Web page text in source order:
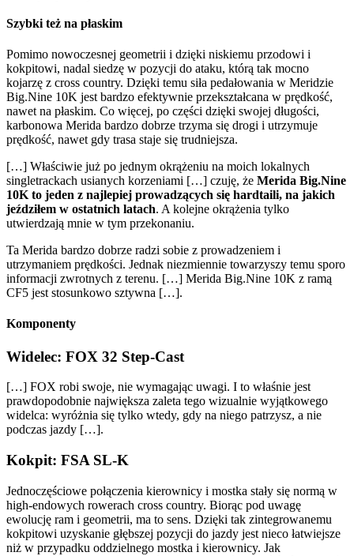
Szybki też na płaskim
Pomimo nowoczesnej geometrii i dzięki niskiemu przodowi i
kokpitowi, nadal siedzę w pozycji do ataku, którą tak mocno
kojarzę z cross country. Dzięki temu siła pedałowania w Meridzie
Big.Nine 10K jest bardzo efektywnie przekształcana w prędkość,
nawet na płaskim. Co więcej, po części dzięki swojej długości,
karbonowa Merida bardzo dobrze trzyma się drogi i utrzymuje
prędkość, nawet gdy trasa staje się trudniejsza.
[…] Właściwie już po jednym okrążeniu na moich lokalnych
singletrackach usianych korzeniami […] czuję, że Merida Big.Nine
10K to jeden z najlepiej prowadzących się hardtaili, na jakich
jeździłem w ostatnich latach. A kolejne okrążenia tylko
utwierdzają mnie w tym przekonaniu.
Ta Merida bardzo dobrze radzi sobie z prowadzeniem i
utrzymaniem prędkości. Jednak niezmiennie towarzyszy temu sporo
informacji zwrotnych z terenu. […] Merida Big.Nine 10K z ramą
CF5 jest stosunkowo sztywna […].
Komponenty
Widelec: FOX 32 Step-Cast
[…] FOX robi swoje, nie wymagając uwagi. I to właśnie jest
prawdopodobnie największa zaleta tego wizualnie wyjątkowego
widelca: wyróżnia się tylko wtedy, gdy na niego patrzysz, a nie
podczas jazdy […].
Kokpit: FSA SL-K
Jednoczęściowe połączenia kierownicy i mostka stały się normą w
high-endowych rowerach cross country. Biorąc pod uwagę
ewolucję ram i geometrii, ma to sens. Dzięki tak zintegrowanemu
kokpitowi uzyskanie głębszej pozycji do jazdy jest nieco łatwiejsze
niż w przypadku oddzielnego mostka i kierownicy. Jak